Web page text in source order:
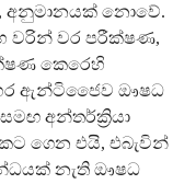
අනුමානයක් නොවේ.
වරින් වර පරීක්ෂණ,
කෙරෙහි
ඇන්ටිජෛව ඖෂධ
අන්තර්ක්‍රියා
ගෙන එයි, එබැවින්
නැති ඖෂධ